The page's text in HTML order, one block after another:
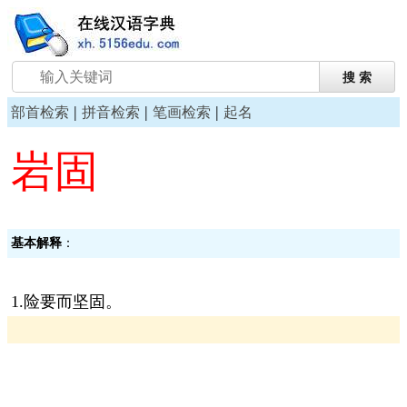
部首检索 | 拼音检索 | 笔画检索 | 起名
岩固
基本解释 ：
1.险要而坚固。